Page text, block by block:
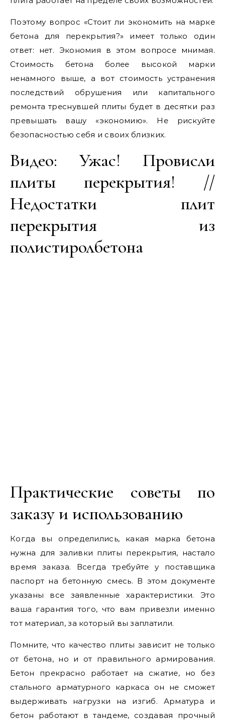
Поэтому вопрос «Стоит ли экономить на марке
бетона для перекрытия?» имеет только один
ответ: нет. Экономия в этом вопросе мнимая.
Стоимость бетона более высокой марки
ненамного выше, а вот стоимость устранения
последствий обрушения или капитального
ремонта треснувшей плиты будет в десятки раз
превышать вашу «экономию». Не рискуйте
безопасностью себя и своих близких.
Видео: Ужас! Провисли
плиты перекрытия! //
Недостатки плит
перекрытия из
полистиролбетона
Практические советы по
заказу и использованию
Когда вы определились, какая марка бетона
нужна для заливки плиты перекрытия, настало
время заказа. Всегда требуйте у поставщика
паспорт на бетонную смесь. В этом документе
указаны все заявленные характеристики. Это
ваша гарантия того, что вам привезли именно
тот материал, за который вы заплатили.
Помните, что качество плиты зависит не только
от бетона, но и от правильного армирования.
Бетон прекрасно работает на сжатие, но без
стального арматурного каркаса он не сможет
выдерживать нагрузки на изгиб. Арматура и
бетон работают в тандеме, создавая прочный